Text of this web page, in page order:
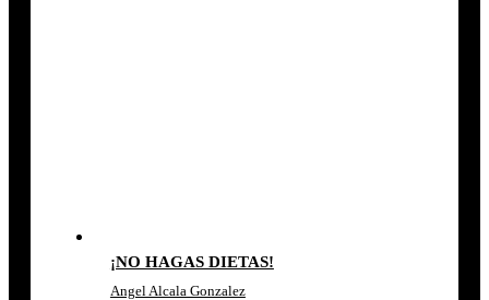
¡NO HAGAS DIETAS!
Angel Alcala Gonzalez